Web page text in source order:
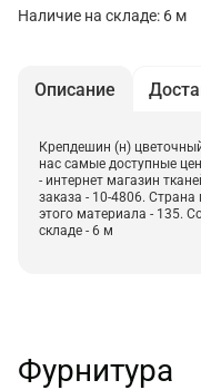
Наличие на складе: 6 м
Описание
Крепдешин (н)
нас самые доступные
- интернет магазин
заказа - 10-4806.
этого материала - 135.
складе - 6 м
Фурнитура